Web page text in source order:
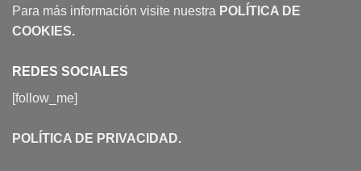
Para más información visite nuestra POLÍTICA DE
COOKIES.
REDES SOCIALES
[follow_me]
POLÍTICA DE PRIVACIDAD.